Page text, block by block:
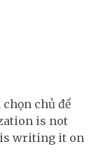
chọn chủ đề
is not
is writing it on